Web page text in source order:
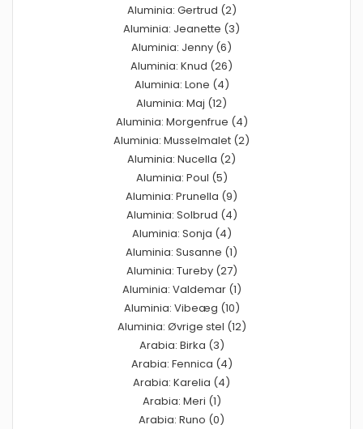
Aluminia: Gertrud (2)
Aluminia: Jeanette (3)
Aluminia: Jenny (6)
Aluminia: Knud (26)
Aluminia: Lone (4)
Aluminia: Maj (12)
Aluminia: Morgenfrue (4)
Aluminia: Musselmalet (2)
Aluminia: Nucella (2)
Aluminia: Poul (5)
Aluminia: Prunella (9)
Aluminia: Solbrud (4)
Aluminia: Sonja (4)
Aluminia: Susanne (1)
Aluminia: Tureby (27)
Aluminia: Valdemar (1)
Aluminia: Vibeæg (10)
Aluminia: Øvrige stel (12)
Arabia: Birka (3)
Arabia: Fennica (4)
Arabia: Karelia (4)
Arabia: Meri (1)
Arabia: Runo (0)